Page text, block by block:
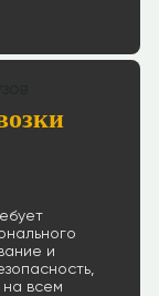
и
всем